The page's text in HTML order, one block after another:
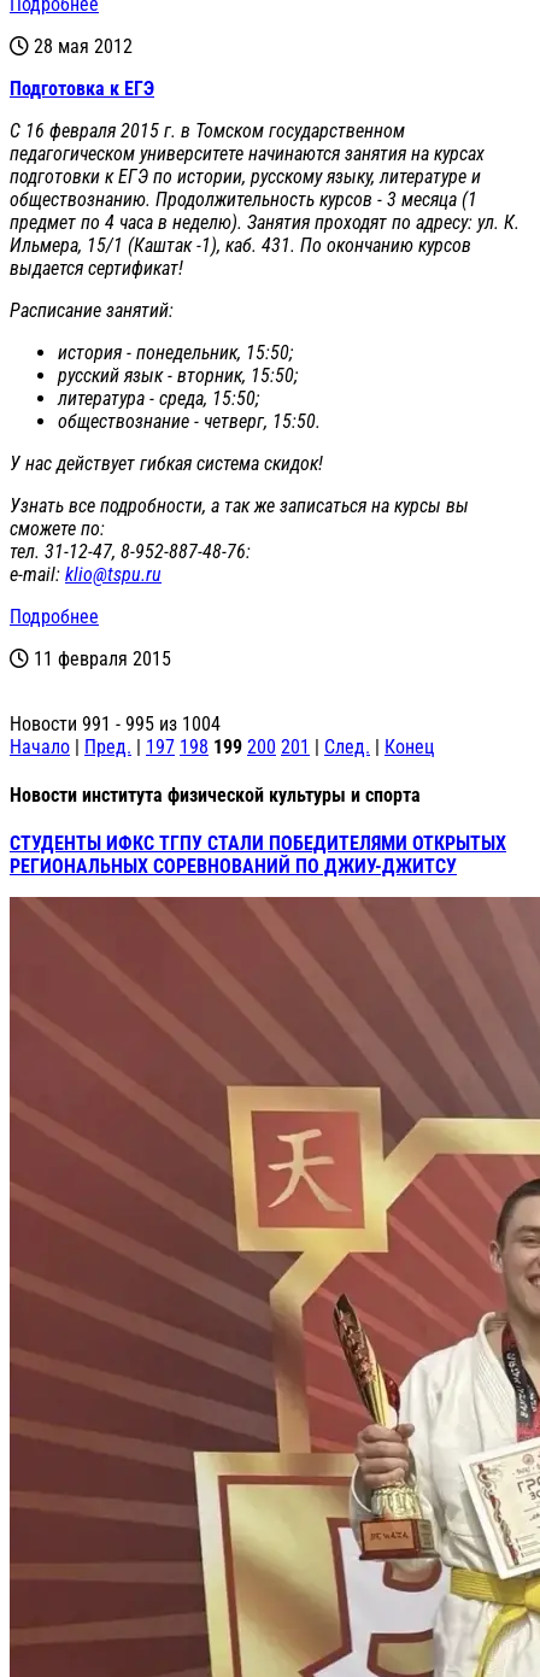
28 мая 2012
Подготовка к ЕГЭ
С 16 февраля 2015 г. в Томском государственном
педагогическом университете начинаются занятия на курсах
подготовки к ЕГЭ по истории, русскому языку, литературе и
обществознанию. Продолжительность курсов - 3 месяца (1
предмет по 4 часа в неделю). Занятия проходят по адресу: ул. К.
Ильмера, 15/1 (Каштак -1), каб. 431. По окончанию курсов
выдается сертификат!
Расписание занятий:
история - понедельник, 15:50;
русский язык - вторник, 15:50;
литература - среда, 15:50;
обществознание - четверг, 15:50.
У нас действует гибкая система скидок!
Узнать все подробности, а так же записаться на курсы вы
сможете по:
тел. 31-12-47, 8-952-887-48-76:
е-mail: klio@tspu.ru
Подробнее
11 февраля 2015
Новости 991 - 995 из 1004
Начало | Пред. | 197 198 199 200 201 | След. | Конец
Новости института физической культуры и спорта
СТУДЕНТЫ ИФКС ТГПУ СТАЛИ ПОБЕДИТЕЛЯМИ ОТКРЫТЫХ
РЕГИОНАЛЬНЫХ СОРЕВНОВАНИЙ ПО ДЖИУ-ДЖИТСУ